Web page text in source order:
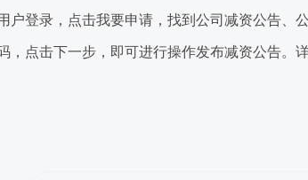
户登录，点击我要申请，找到公司减资公告
点击下一步，即可进行操作发布减资公告。详